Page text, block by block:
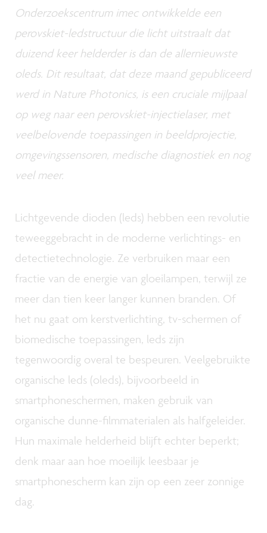
Onderzoekscentrum imec ontwikkelde een
perovskiet-ledstructuur die licht uitstraalt dat
duizend keer helderder is dan de allernieuwste
oleds. Dit resultaat, dat deze maand gepubliceerd
werd in Nature Photonics, is een cruciale mijlpaal
op weg naar een perovskiet-injectielaser, met
veelbelovende toepassingen in beeldprojectie,
omgevingssensoren, medische diagnostiek en nog
veel meer.
Lichtgevende dioden (leds) hebben een revolutie
teweeggebracht in de moderne verlichtings- en
detectietechnologie. Ze verbruiken maar een
fractie van de energie van gloeilampen, terwijl ze
meer dan tien keer langer kunnen branden. Of
het nu gaat om kerstverlichting, tv-schermen of
biomedische toepassingen, leds zijn
tegenwoordig overal te bespeuren. Veelgebruikte
organische leds (oleds), bijvoorbeeld in
smartphoneschermen, maken gebruik van
organische dunne-filmmaterialen als halfgeleider.
Hun maximale helderheid blijft echter beperkt;
denk maar aan hoe moeilijk leesbaar je
smartphonescherm kan zijn op een zeer zonnige
dag.